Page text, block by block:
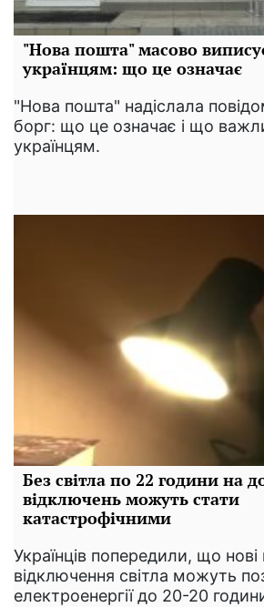
"Нова пошта" масово
українцям: що це означає
"Нова пошта" надіслала
борг: що це означає і що
українцям.
Без світла по 22 години на
відключень можуть стати
катастрофічними
Українців попередили, що нові
відключення світла можуть
електроенергії до 20-20